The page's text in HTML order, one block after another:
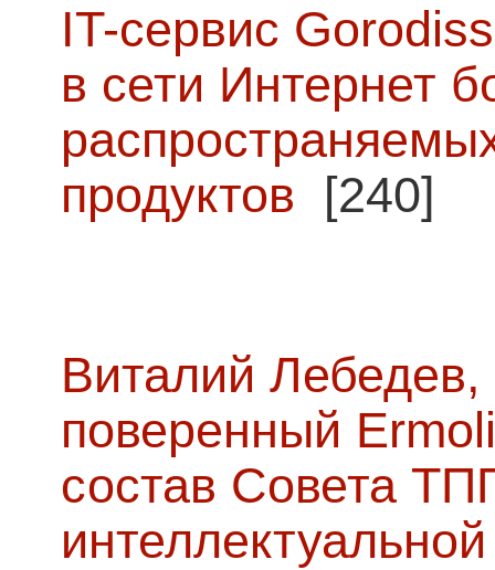
IT-сервис
в сети Интернет
продуктов [240]
Виталий Лебедев,
поверенный
состав Совета